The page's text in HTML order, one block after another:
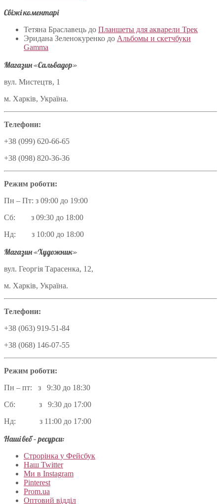
Свіжі коментарі
Тетяна Браславець до Планшеты для акварели Трек
Эридана Зеленокуренко до Альбомы и скетчбуки
Gamma
Магазин «Сальвадор»
вул. Мистецтв, 1
м. Харків, Україна.
Телефони:
+38 (099) 620-66-65
+38 (098) 820-36-36
Режим роботи:
Пн – Пт: з 09:00 до 19:00
Сб: з 09:30 до 18:00
Нд: з 10:00 до 18:00
Магазин «Художник»
вул. Георгія Тарасенка, 12,
м. Харків, Україна.
Телефони:
+38 (063) 919-51-84
+38 (068) 146-07-55
Режим роботи:
Пн – пт: з 9:30 до 18:30
Сб: з 9:30 до 17:00
Нд: з 11:00 до 17:00
Наші веб – ресурси:
Строрінка у Фейсбук
Наш Twitter
Ми в Instagram
Pinterest
Prom.ua
Оптовий відділ